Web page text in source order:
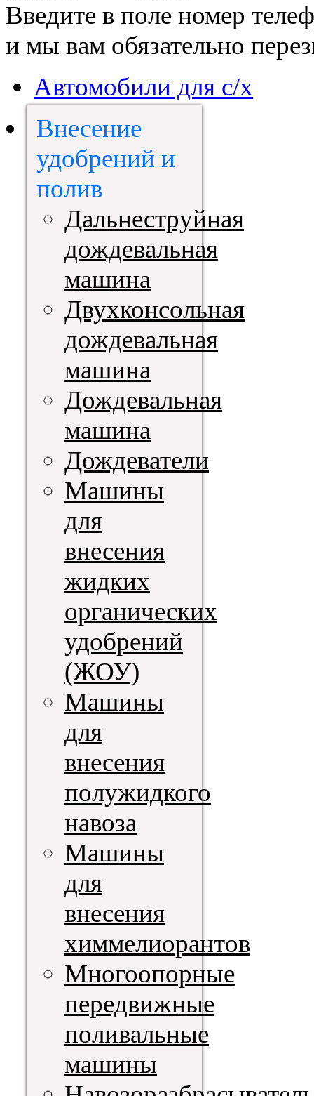
Введите в поле номер
и мы вам обязательно
Автомобили для с/х
Внесение
удобрений и
полив
Дальнеструйная
дождевальная
машина
Двухконсольная
дождевальная
машина
Дождевальная
машина
Дождеватели
Машины
для
внесения
жидких
органических
удобрений
(ЖОУ)
Машины
для
внесения
полужидкого
навоза
Машины
для
внесения
химмелиорантов
Многоопорные
передвижные
поливальные
машины